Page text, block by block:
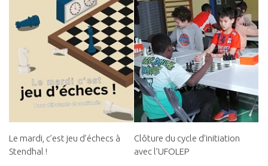
Le mardi, c’est jeu d’échecs à
Stendhal !
Clôture du cycle d’initiation
avec l’UFOLEP